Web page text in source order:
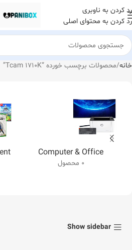
رد کردن به ناوبری
رد کردن به محتوای اصلی
خانه محصولات برچسب خورده “Tcam 1710K”
Computer & Office
0 محصول
Show sidebar